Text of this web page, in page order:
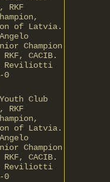
RKF
of Latvia.
Champion
CACIB.
Reviliotti
0
Club
RKF
of Latvia.
Champion
CACIB.
Reviliotti
0